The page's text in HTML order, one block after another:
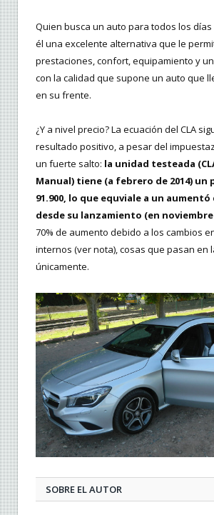
Quien busca un auto para todos los
él una excelente alternativa que le
prestaciones, confort, equipamiento y
con la calidad que supone un auto que
en su frente.
¿Y a nivel precio? La ecuación del CLA
resultado positivo, a pesar del
un fuerte salto: la unidad testeada
Manual) tiene (a febrero de 2014) un
91.900, lo que equviale a un aumentó
desde su lanzamiento (en noviembre
70% de aumento debido a los cambios
internos (ver nota), cosas que pasan en
únicamente.
SOBRE EL AUTOR